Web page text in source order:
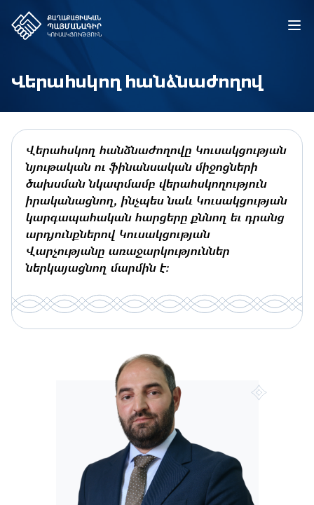
Վերահսկող հանձնաժողով
Վերահսկող հանձնաժողովը Կուսակցության
նյութական ու ֆինանսական միջոցների
ծախսման նկատմամբ վերահսկողություն
իրականացնող, ինչպես նաև Կուսակցության
կարգապահական հարցերը քննող եւ դրանց
արդյունքներով Կուսակցության
Վարչությանը առաջարկություններ
ներկայացնող մարմին է: